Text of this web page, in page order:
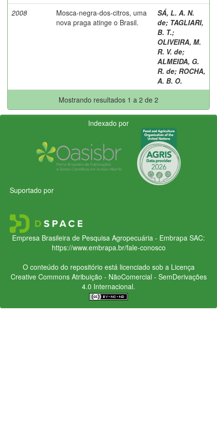
2008
Mosca-negra-dos-citros, uma
nova praga atinge o Brasil.
SÁ, L. A. N.
de; TAGLIARI,
B. T.;
OLIVEIRA, M.
R. V. de;
ALMEIDA, G.
R. de; ROCHA,
A. B. O.
Mostrando resultados 1 a 2 de 2
Indexado por
Suportado por
Empresa Brasileira de Pesquisa Agropecuária - Embrapa SAC:
https://www.embrapa.br/fale-conosco
O conteúdo do repositório está licenciado sob a Licença
Creative CommonsAtribuição - NãoComercial - SemDerivações
4.0 Internacional.